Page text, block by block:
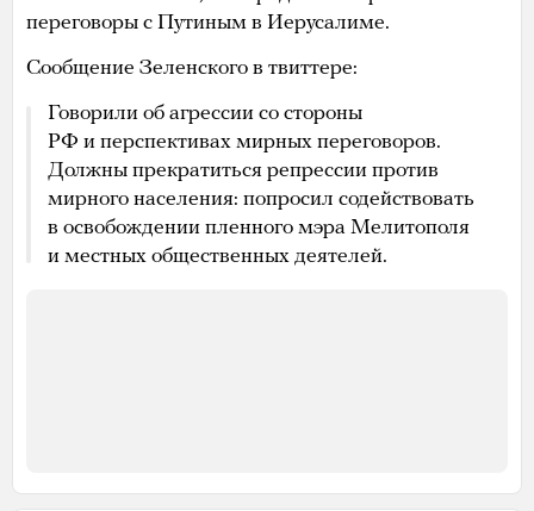
переговоры с Путиным в Иерусалиме.
Сообщение Зеленского в твиттере:
Говорили об агрессии со стороны
РФ и перспективах мирных переговоров.
Должны прекратиться репрессии против
мирного населения: попросил содействовать
в освобождении пленного мэра Мелитополя
и местных общественных деятелей.